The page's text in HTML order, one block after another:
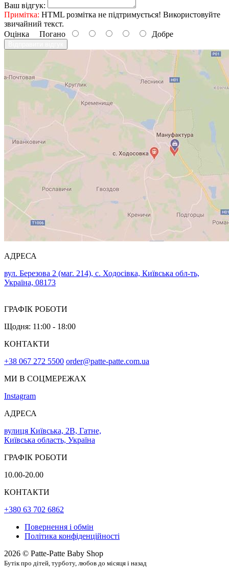
Ваш відгук:
Примітка: HTML розмітка не підтримується! Використовуйте
звичайний текст.
Оцінка Погано Добре
АДРЕСА
вул. Березова 2 (маг. 214), с. Ходосівка, Київська обл-ть,
Україна, 08173
ГРАФІК РОБОТИ
Щодня: 11:00 - 18:00
КОНТАКТИ
+38 067 272 5500 order@patte-patte.com.ua
МИ В СОЦМЕРЕЖАХ
Instagram
АДРЕСА
вулиця Київська, 2В, Гатне,
Київська область, Україна
ГРАФІК РОБОТИ
10.00-20.00
КОНТАКТИ
+380 63 702 6862
Повернення і обмін
Політика конфіденційності
2026 © Patte-Patte Baby Shop
Бутік про дітей, турботу, любов до місяця і назад